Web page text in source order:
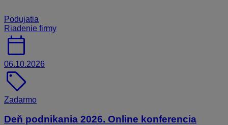
Podujatia
Riadenie firmy
calendar_today
06.10.2026
sell
Zadarmo
Deň podnikania 2026. Online konferencia